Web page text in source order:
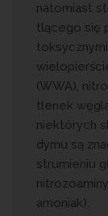
natomiast
tlącego się
(WWA),
tlenek
niektórych
dymu są
strumieniu
amoniak).